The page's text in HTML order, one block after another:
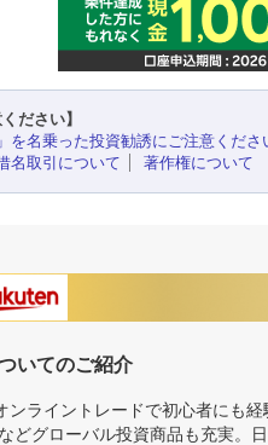
ださい】
を名乗った投資勧誘にご注意くださ
名取引について
著作権について
いてのご紹介
ンライントレードで初心者にも
どグローバル投資商品も充実。